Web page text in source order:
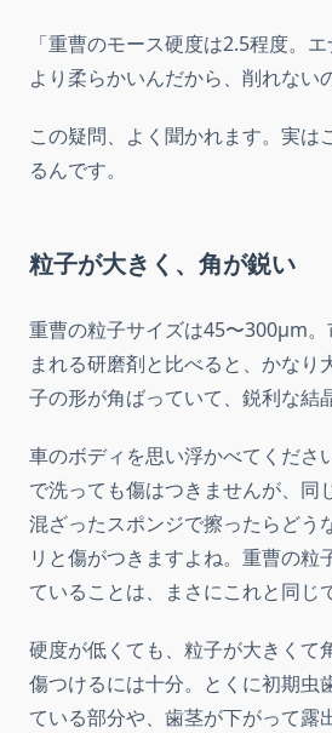
「重曹のモース硬度は2.5程度。
より柔らかいんだから、削れない
この疑問、よく聞かれます。実は
るんです。
粒子が大きく、角が鋭い
重曹の粒子サイズは45〜300μm
まれる研磨剤と比べると、かなり
子の形が角ばっていて、鋭利な結
車のボディを思い浮かべてくださ
で洗っても傷はつきませんが、同
混ざったスポンジで擦ったらどう
リと傷がつきますよね。重曹の粒
ていることは、まさにこれと同じ
硬度が低くても、粒子が大きくて
傷つけるには十分。とくに初期虫
ている部分や、歯茎が下がって露